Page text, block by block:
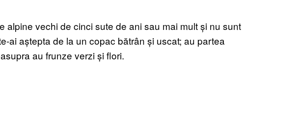
alpine vechi de cinci sute de ani sau mai mult și nu sunt
ai aștepta de la un copac bătrân și uscat; au partea
au frunze verzi și flori.